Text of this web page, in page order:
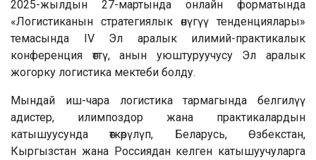
2025-жылдын 27-мартында онлайн форматында
«Логистиканын стратегиялык өнүгүү тенденциялары»
темасында IV Эл аралык илимий-практикалык
конференция өттү, анын уюштуруучусу Эл аралык
жогорку логистика мектеби болду.
Мындай иш-чара логистика тармагында белгилүү
адистер, илимпоздор жана практикалардын
катышуусунда өткөрүлүп, Беларусь, Өзбекстан,
Кыргызстан жана Россиядан келген катышуучуларга